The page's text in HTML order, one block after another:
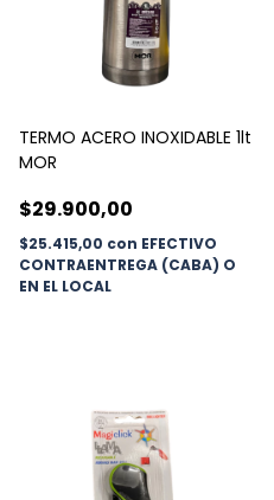
TERMO ACERO INOXIDABLE 1lt
MOR
$29.900,00
$25.415,00 con EFECTIVO
CONTRAENTREGA (CABA) O
EN EL LOCAL